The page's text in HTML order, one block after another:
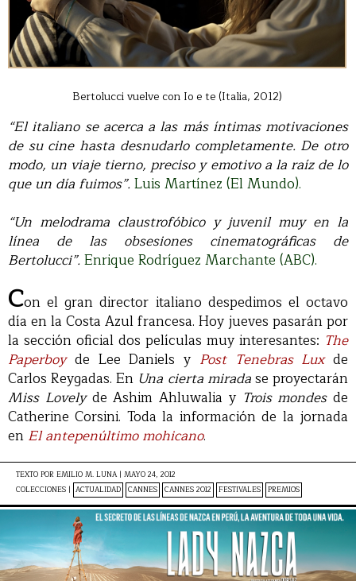
Bertolucci vuelve con Io e te (Italia, 2012)
“El italiano se acerca a las más íntimas motivaciones
de su cine hasta desnudarlo completamente. De otro
modo, un viaje tierno, preciso y emotivo a la raíz de lo
que un día fuimos”.Luis Martínez (El Mundo).
“Un melodrama claustrofóbico y juvenil muy en la
línea de las obsesiones cinematográficas de
Bertolucci”.Enrique Rodríguez Marchante (ABC).
Con el gran director italiano despedimos el octavo
día en la Costa Azul francesa. Hoy jueves pasarán por
la sección oficial dos películas muy interesantes: The
Paperboyde Lee Daniels y Post Tenebras Lux de
Carlos Reygadas. En Una cierta miradase proyectarán
Miss Lovelyde Ashim Ahluwalia y Trois mondesde
Catherine Corsini. Toda la información de la jornada
en El antepenúltimo mohicano.
TEXTO POR EMILIO M. LUNA | MAYO 24, 2012
COLECCIONES | ACTUALIDAD CANNES CANNES 2012 FESTIVALES PREMIOS